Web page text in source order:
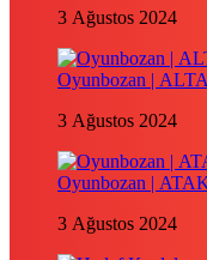
3 Ağustos 2024
Oyunbozan |
3 Ağustos 2024
Oyunbozan |
3 Ağustos 2024